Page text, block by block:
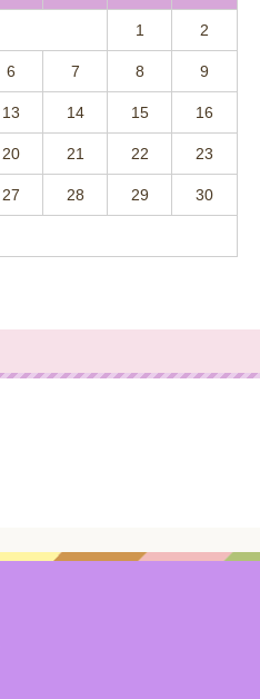
1 2
6 7 8 9
13 14 15 16
20 21 22 23
27 28 29 30